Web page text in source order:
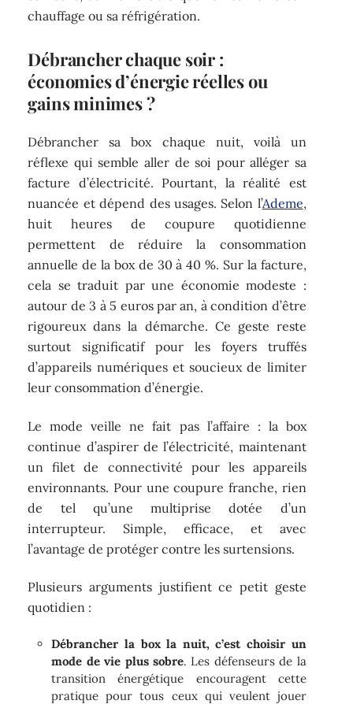
chauffage ou sa réfrigération.
Débrancher chaque soir :
économies d’énergie réelles ou
gains minimes ?
Débrancher sa box chaque nuit, voilà un
réflexe qui semble aller de soi pour alléger sa
facture d’électricité. Pourtant, la réalité est
nuancée et dépend des usages. Selon l’Ademe,
huit heures de coupure quotidienne
permettent de réduire la consommation
annuelle de la box de 30 à 40 %. Sur la facture,
cela se traduit par une économie modeste :
autour de 3 à 5 euros par an, à condition d’être
rigoureux dans la démarche. Ce geste reste
surtout significatif pour les foyers truffés
d’appareils numériques et soucieux de limiter
leur consommation d’énergie.
Le mode veille ne fait pas l’affaire : la box
continue d’aspirer de l’électricité, maintenant
un filet de connectivité pour les appareils
environnants. Pour une coupure franche, rien
de tel qu’une multiprise dotée d’un
interrupteur. Simple, efficace, et avec
l’avantage de protéger contre les surtensions.
Plusieurs arguments justifient ce petit geste
quotidien :
Débrancher la box la nuit, c’est choisir un
mode de vie plus sobre. Les défenseurs de la
transition énergétique encouragent cette
pratique pour tous ceux qui veulent jouer